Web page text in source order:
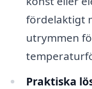
fördelaktigt
utrymmen
Praktiska